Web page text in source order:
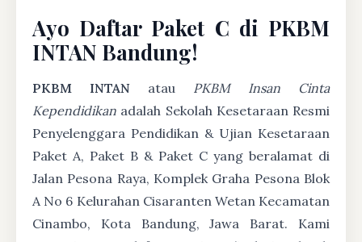
Ayo Daftar Paket C di PKBM
INTAN Bandung!
PKBM INTAN atau PKBM Insan Cinta
Kependidikan adalah Sekolah Kesetaraan Resmi
Penyelenggara Pendidikan & Ujian Kesetaraan
Paket A, Paket B & Paket C yang beralamat di
Jalan Pesona Raya, Komplek Graha Pesona Blok
A No 6 Kelurahan Cisaranten Wetan Kecamatan
Cinambo, Kota Bandung, Jawa Barat. Kami